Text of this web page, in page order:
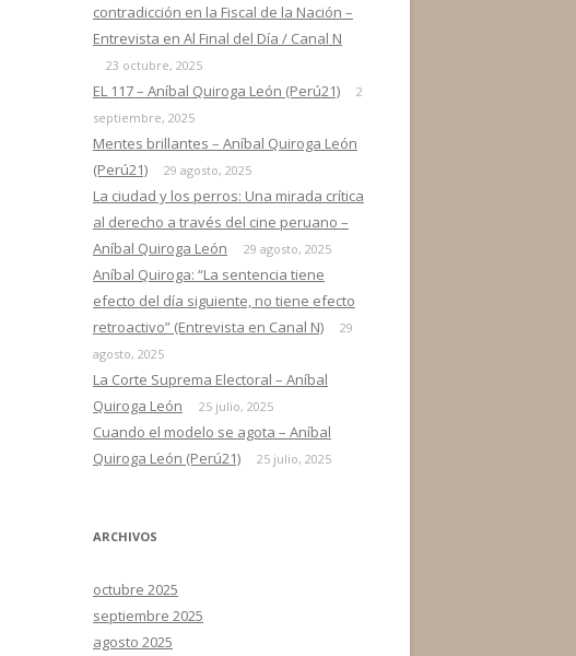
contradicción en la Fiscal de la Nación –
Entrevista en Al Final del Día / Canal N
23 octubre, 2025
EL 117 – Aníbal Quiroga León (Perú21)
2
septiembre, 2025
Mentes brillantes – Aníbal Quiroga León
(Perú21)
29 agosto, 2025
La ciudad y los perros: Una mirada crítica
al derecho a través del cine peruano –
Aníbal Quiroga León
29 agosto, 2025
Aníbal Quiroga: “La sentencia tiene
efecto del día siguiente, no tiene efecto
retroactivo” (Entrevista en Canal N)
29
agosto, 2025
La Corte Suprema Electoral – Aníbal
Quiroga León
25 julio, 2025
Cuando el modelo se agota – Aníbal
Quiroga León (Perú21)
25 julio, 2025
ARCHIVOS
octubre 2025
septiembre 2025
agosto 2025